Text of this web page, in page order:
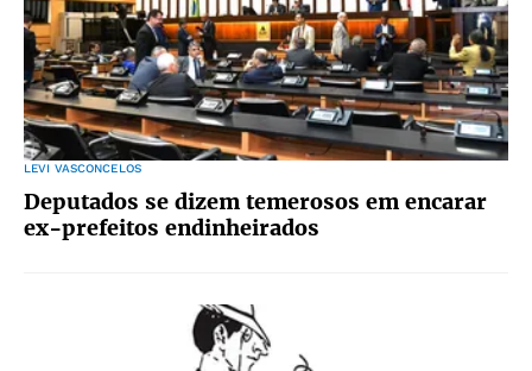
LEVI VASCONCELOS
Deputados se dizem temerosos em encarar
ex-prefeitos endinheirados